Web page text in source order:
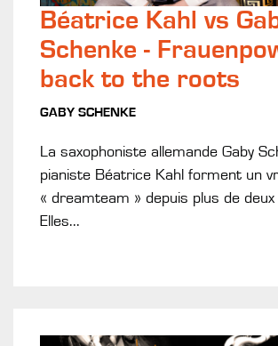
Béatrice Kahl vs
Schenke -
back to the roots
GABY SCHENKE
La saxophoniste allemande Gaby
pianiste Béatrice Kahl forment un
« dreamteam » depuis plus de deux
Elles...